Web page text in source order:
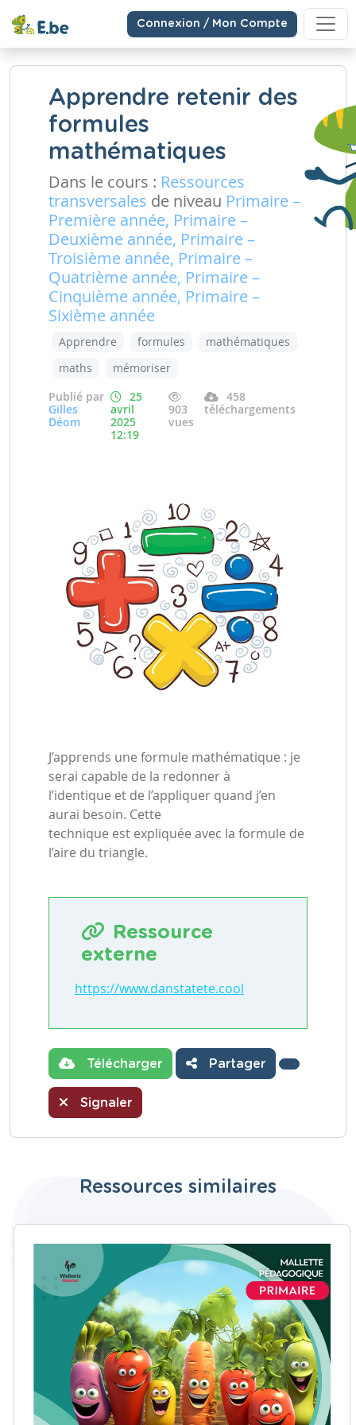
Connexion / Mon Compte
Apprendre retenir des
formules
mathématiques
Dans le cours : Ressources
transversales de niveau Primaire –
Première année, Primaire –
Deuxième année, Primaire –
Troisième année, Primaire –
Quatrième année, Primaire –
Cinquième année, Primaire –
Sixième année
Apprendre formules
mathématiques
maths
mémoriser
Publié par
Gilles
Déom
25
avril
2025
12:19
903
vues
458
téléchargements
J’apprends une formule mathématique : je
serai capable de la redonner à
l’identique et de l’appliquer quand j’en
aurai besoin. Cette
technique est expliquée avec la formule de
l’aire du triangle.
Ressource
externe
https://www.danstatete.cool
Télécharger Partager
Signaler
Ressources similaires